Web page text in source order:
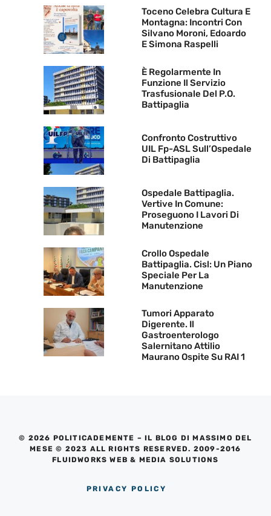
Toceno Celebra Cultura E
Montagna: Incontri Con
Silvano Moroni, Edoardo
E Simona Raspelli
È Regolarmente In
Funzione Il Servizio
Trasfusionale Del P.O.
Battipaglia
Confronto Costruttivo
UIL Fp-ASL Sull’Ospedale
Di Battipaglia
Ospedale Battipaglia.
Vertive In Comune:
Proseguono I Lavori Di
Manutenzione
Crollo Ospedale
Battipaglia. Cisl: Un Piano
Speciale Per La
Manutenzione
Tumori Apparato
Digerente. Il
Gastroenterologo
Salernitano Attilio
Maurano Ospite Su RAI 1
© 2026 POLITICADEMENTE – IL BLOG DI MASSIMO DEL
MESE © 2023 ALL RIGHTS RESERVED. 2009-2016
FLUIDWORKS WEB & MEDIA SOLUTIONS
PRIVACY POLICY